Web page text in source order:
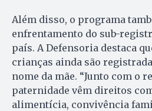
Além disso, o programa
enfrentamento do sub-
país. A Defensoria destaca
crianças ainda são
nome da mãe. “Junto com o
paternidade vêm direitos
alimentícia, convivência